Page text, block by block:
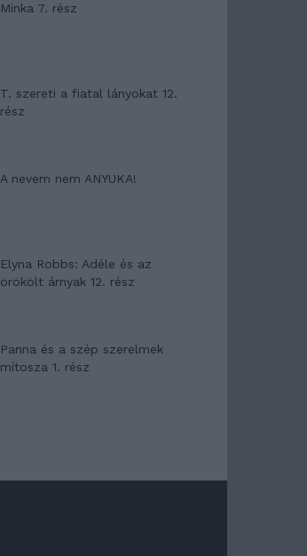
Minka 7. rész
T. szereti a fiatal lányokat 12.
rész
A nevem nem ANYUKA!
Elyna Robbs: Adéle és az
örökölt árnyak 12. rész
Panna és a szép szerelmek
mítosza 1. rész